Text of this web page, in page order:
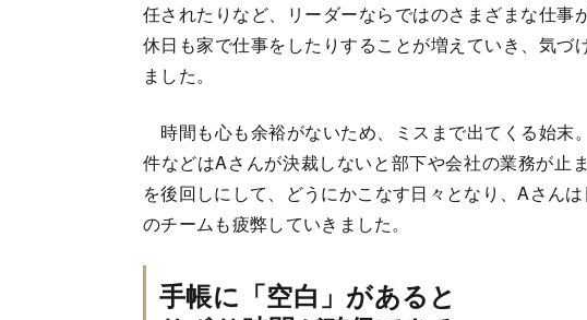
任されたりなど、リーダーならではのさまざまな仕事
休日も家で仕事をしたりすることが増えていき、気
ました。
時間も心も余裕がないため、ミスまで出てくる始末
件などはAさんが決裁しないと部下や会社の業務が
を後回しにして、どうにかこなす日々となり、Aさん
のチームも疲弊していきました。
手帳に「空白」があると